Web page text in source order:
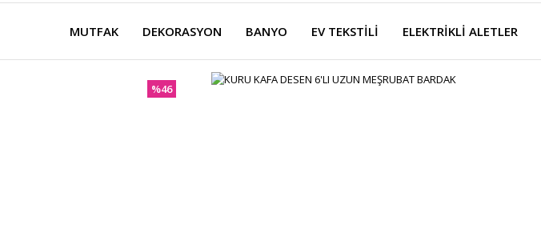
MUTFAK DEKORASYON BANYO EV TEKSTİLİ ELEKTRİKLİ ALETLER
%46